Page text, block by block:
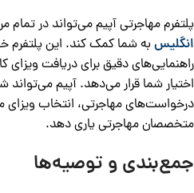
پلتفرم مهاجرتی آپیم می‌تواند در تمام
انگلیس به شما کمک کند. این پلتفرم
راهنمایی‌های دقیق برای دریافت ویزای
اختیار شما قرار می‌دهد. آپیم می‌تواند
درخواست‌های مهاجرتی، انتخاب ویزای
متخصصان مهاجرتی یاری دهد.
جمع‌بندی و توصیه‌ها